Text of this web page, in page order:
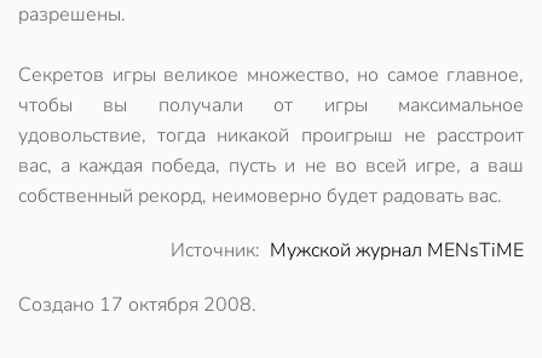
разрешены.
Секретов игры великое множество, но самое главное,
чтобы вы получали от игры максимальное
удовольствие, тогда никакой проигрыш не расстроит
вас, а каждая победа, пусть и не во всей игре, а ваш
собственный рекорд, неимоверно будет радовать вас.
Источник: Мужской журнал MENsTiME
Создано 17 октября 2008.